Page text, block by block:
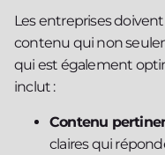
Les entreprises
contenu qui non
qui est également
inclut :
Contenu
claires qui